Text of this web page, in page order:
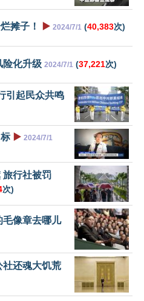
摊子！ ▶️ 2024/7/1 (40,383次)
险化升级 2024/7/1 (37,221次)
引起民众共鸣
▶️ 2024/7/1
旅行社被罚
次)
毛像章去哪儿
社还魂大饥荒